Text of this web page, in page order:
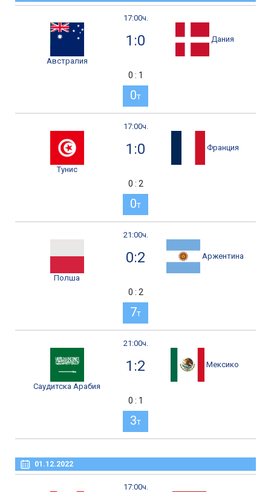
17:00ч.
Австралия
1:0 Дания
0 : 1
0т
17:00ч.
Тунис
1:0 Франция
0 : 2
0т
21:00ч.
Полша
0:2 Аржентина
0 : 2
7т
21:00ч.
Саудитска Арабия
1:2 Мексико
0 : 1
3т
01.12.2022
17:00ч.